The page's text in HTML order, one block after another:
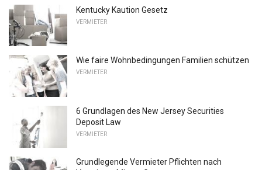
Kentucky Kaution Gesetz
VERMIETER
Wie faire Wohnbedingungen Familien schützen
VERMIETER
6 Grundlagen des New Jersey Securities
Deposit Law
VERMIETER
Grundlegende Vermieter Pflichten nach